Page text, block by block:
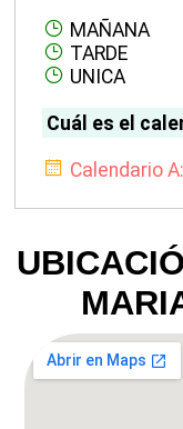
MAÑANA
TARDE
UNICA
Cuál es el
Calendario